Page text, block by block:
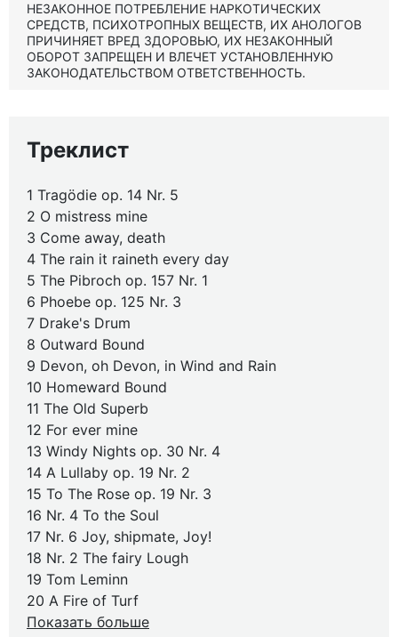
НЕЗАКОННОЕ ПОТРЕБЛЕНИЕ НАРКОТИЧЕСКИХ
СРЕДСТВ, ПСИХОТРОПНЫХ ВЕЩЕСТВ, ИХ АНОЛОГОВ
ПРИЧИНЯЕТ ВРЕД ЗДОРОВЬЮ, ИХ НЕЗАКОННЫЙ
ОБОРОТ ЗАПРЕЩЕН И ВЛЕЧЕТ УСТАНОВЛЕННУЮ
ЗАКОНОДАТЕЛЬСТВОМ ОТВЕТСТВЕННОСТЬ.
Треклист
1 Tragödie op. 14 Nr. 5
2 O mistress mine
3 Come away, death
4 The rain it raineth every day
5 The Pibroch op. 157 Nr. 1
6 Phoebe op. 125 Nr. 3
7 Drake's Drum
8 Outward Bound
9 Devon, oh Devon, in Wind and Rain
10 Homeward Bound
11 The Old Superb
12 For ever mine
13 Windy Nights op. 30 Nr. 4
14 A Lullaby op. 19 Nr. 2
15 To The Rose op. 19 Nr. 3
16 Nr. 4 To the Soul
17 Nr. 6 Joy, shipmate, Joy!
18 Nr. 2 The fairy Lough
19 Tom Leminn
20 A Fire of Turf
Показать больше